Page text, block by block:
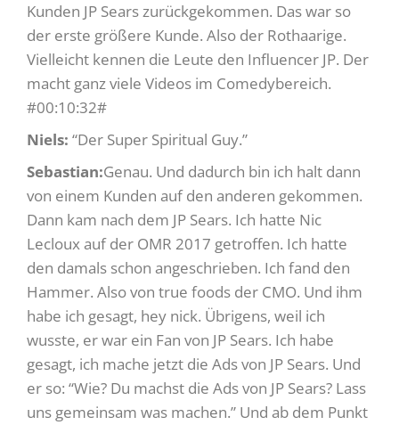
Kunden JP Sears zurückgekommen. Das war so
der erste größere Kunde. Also der Rothaarige.
Vielleicht kennen die Leute den Influencer JP. Der
macht ganz viele Videos im Comedybereich.
#00:10:32#
Niels: “Der Super Spiritual Guy.”
Sebastian:Genau. Und dadurch bin ich halt dann
von einem Kunden auf den anderen gekommen.
Dann kam nach dem JP Sears. Ich hatte Nic
Lecloux auf der OMR 2017 getroffen. Ich hatte
den damals schon angeschrieben. Ich fand den
Hammer. Also von true foods der CMO. Und ihm
habe ich gesagt, hey nick. Übrigens, weil ich
wusste, er war ein Fan von JP Sears. Ich habe
gesagt, ich mache jetzt die Ads von JP Sears. Und
er so: “Wie? Du machst die Ads von JP Sears? Lass
uns gemeinsam was machen.” Und ab dem Punkt